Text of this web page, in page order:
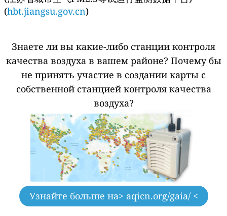
(hbt.jiangsu.gov.cn)
Знаете ли вы какие-либо станции контроля
качества воздуха в вашем районе? Почему бы
не принять участие в создании карты с
собственной станцией контроля качества
воздуха?
Узнайте больше на> aqicn.org/gaia/ <